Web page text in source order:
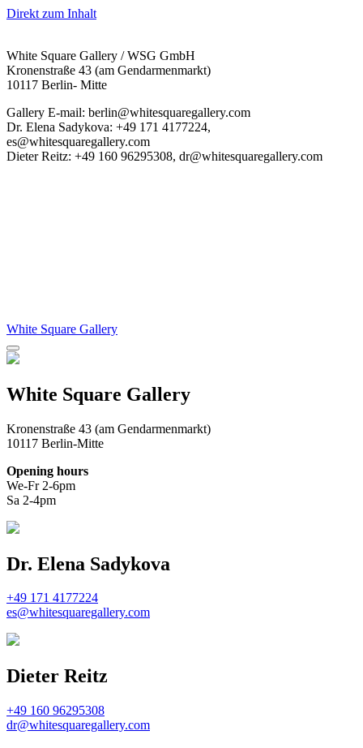
Direkt zum Inhalt
White Square Gallery / WSG GmbH
Kronenstraße 43 (am Gendarmenmarkt)
10117 Berlin- Mitte
Gallery E-mail: berlin@whitesquaregallery.com
Dr. Elena Sadykova: +49 171 4177224,
es@whitesquaregallery.com
Dieter Reitz: +49 160 96295308, dr@whitesquaregallery.com
White Square Gallery
White Square Gallery
Kronenstraße 43 (am Gendarmenmarkt)
10117 Berlin-Mitte
Opening hours
We-Fr 2-6pm
Sa 2-4pm
Dr. Elena Sadykova
+49 171 4177224
es@whitesquaregallery.com
Dieter Reitz
+49 160 96295308
dr@whitesquaregallery.com